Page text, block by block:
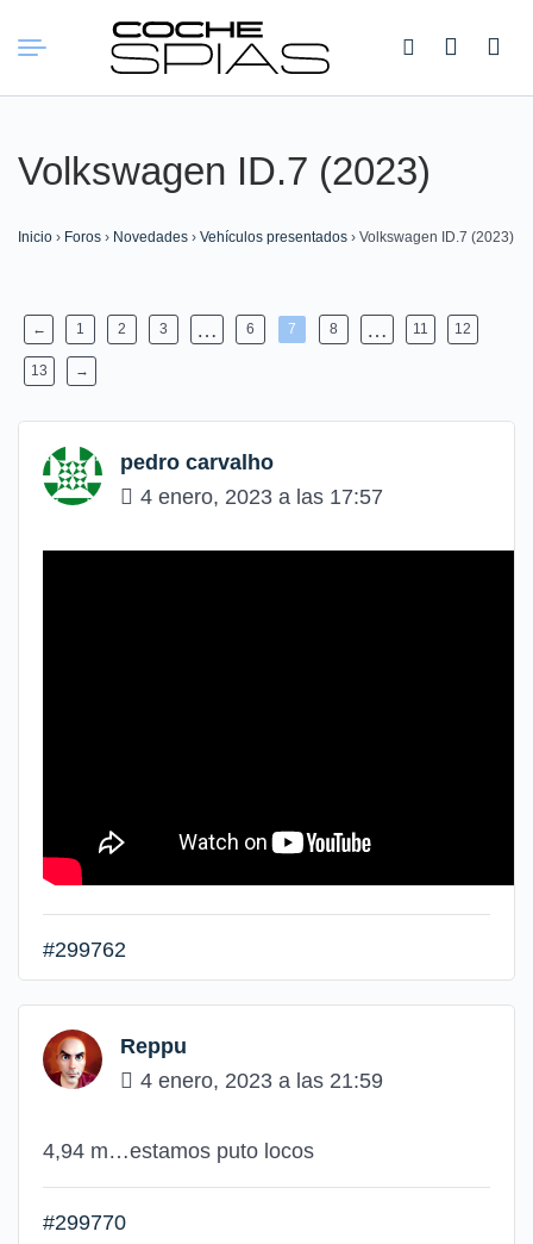
Buscar:
Volkswagen ID.7 (2023)
Inicio › Foros › Novedades › Vehículos presentados › Volkswagen ID.7 (2023)
← 1 2 3 … 6 7 8 … 11 12
13 →
pedro carvalho
4 enero, 2023 a las 17:57
#299762
Reppu
4 enero, 2023 a las 21:59
4,94 m…estamos puto locos
#299770